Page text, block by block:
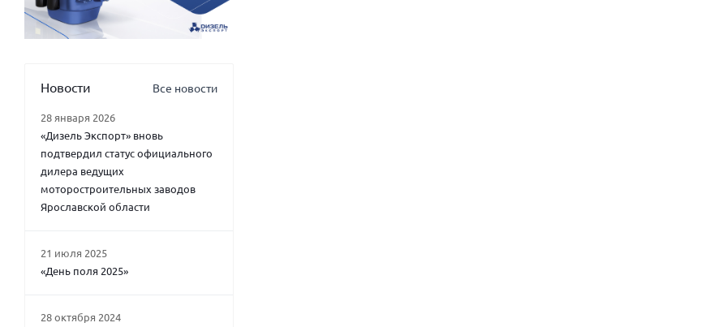
Новости Все новости
28 января 2026
«Дизель Экспорт» вновь
подтвердил статус официального
дилера ведущих
моторостроительных заводов
Ярославской области
21 июля 2025
«День поля 2025»
28 октября 2024